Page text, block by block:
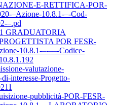
E-RETTIFICA-POR-
–Azione-10.8.1-–-Cod-
–.pd
GRADUATORIA
POR FESR-
10.8.1-–-––-Codice-
valutazione-
interesse-Progetto-
pubblicità-POR-FESR-